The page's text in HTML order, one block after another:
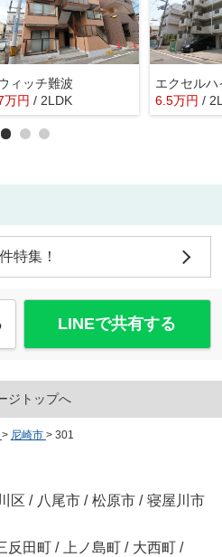
ィッチ難波
万円 / 2LDK
エクセルハ
6.5万円 /
特集！
LINEで共有する
ジトップへ
> 尼崎市 > 301
区 / 八尾市 / 松原市 / 寝屋川市
反田町 / 上ノ島町 / 大西町 /